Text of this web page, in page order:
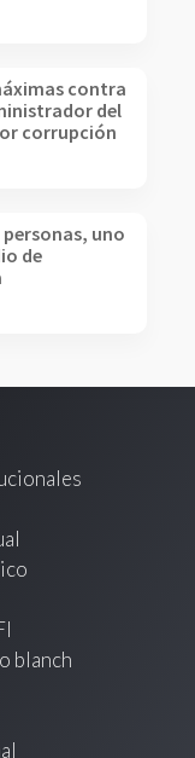
contra
del
corrupción
uno
de
blanch